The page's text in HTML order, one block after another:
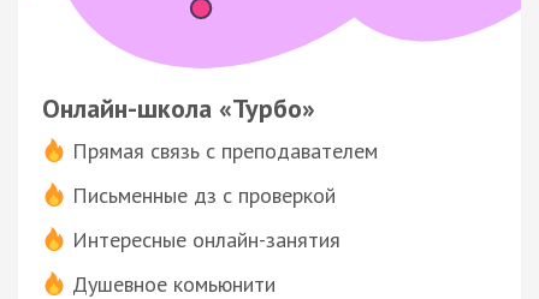
Онлайн-школа «Турбо»
Прямая связь с преподавателем
Письменные дз с проверкой
Интересные онлайн-занятия
Душевное комьюнити